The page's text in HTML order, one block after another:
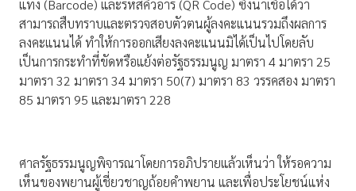
แท่ง (Barcode) และรหัสคิวอาร์ (QR Code) ซึ่งน่าเชื่อได้ว่า
สามารถสืบทราบและตรวจสอบตัวตนผู้ลงคะแนนรวมถึงผลการ
ลงคะแนนได้ ทำให้การออกเสียงลงคะแนนมิได้เป็นไปโดยลับ
เป็นการกระทำที่ขัดหรือแย้งต่อรัฐธรรมนูญ มาตรา 4 มาตรา 25
มาตรา 32 มาตรา 34 มาตรา 50(7) มาตรา 83 วรรคสอง มาตรา
85 มาตรา 95 และมาตรา 228
ศาลรัฐธรรมนูญพิจารณาโดยการอภิปรายแล้วเห็นว่า ให้รอความ
เห็นของพยานผู้เชี่ยวชาญถ้อยคำพยาน และเพื่อประโยชน์แห่ง